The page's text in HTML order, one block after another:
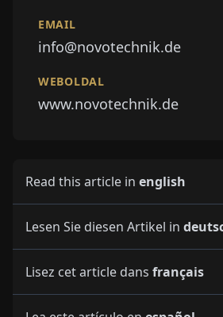
EMAIL
info@novotechnik.de
WEBOLDAL
www.novotechnik.de
Read this article in english
Lesen Sie diesen Artikel in
Lisez cet article dans français